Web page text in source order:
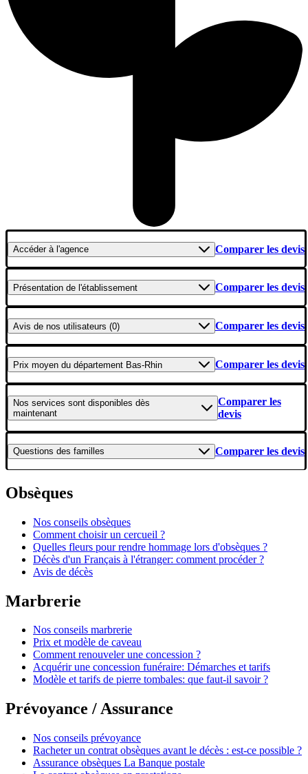
Accéderà l'agence Comparer les devis
Présentation de l'établissement Comparer les devis
Avis de nos utilisateurs (0) Comparer les devis
Prix moyen du département Bas-Rhin Comparer les devis
Nos services sont disponibles dès
maintenant
Comparer les
devis
Questions des familles Comparer les devis
Obsèques
Nos conseils obsèques
Comment choisir un cercueil ?
Quelles fleurs pour rendre hommage lors d'obsèques ?
Décès d'un Français à l'étranger: comment procéder ?
Avis de décès
Marbrerie
Nos conseils marbrerie
Prix et modèle de caveau
Comment renouveler une concession ?
Acquérir une concession funéraire: Démarches et tarifs
Modèle et tarifs de pierre tombales: que faut-il savoir ?
Prévoyance / Assurance
Nos conseils prévoyance
Racheter un contrat obsèques avant le décès : est-ce possible ?
Assurance obsèques La Banque postale